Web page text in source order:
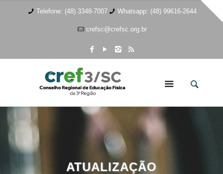
Telefone: (48) 3348-7007 Whatsapp: (48) 99616-2644
crefsc@crefsc.org.br
ATUALIZAÇÃO